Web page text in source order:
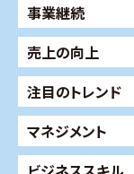
事業継続
売上の向上
注目のトレンド
マネジメント